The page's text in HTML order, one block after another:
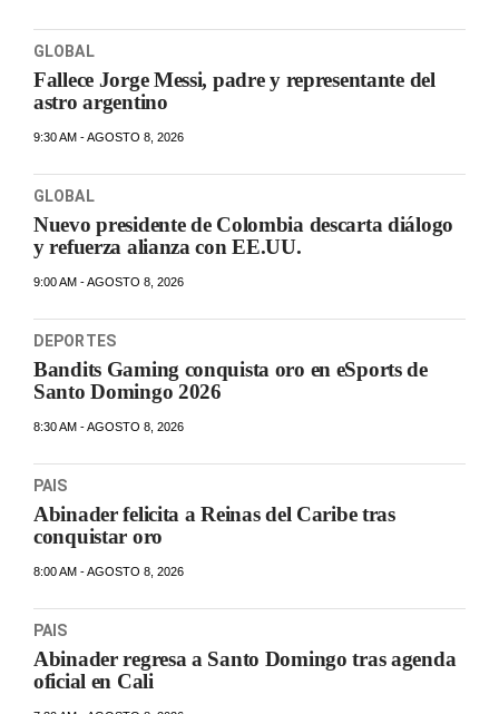
GLOBAL
Fallece Jorge Messi, padre y representante del
astro argentino
9:30 AM - AGOSTO 8, 2026
GLOBAL
Nuevo presidente de Colombia descarta diálogo
y refuerza alianza con EE.UU.
9:00 AM - AGOSTO 8, 2026
DEPORTES
Bandits Gaming conquista oro en eSports de
Santo Domingo 2026
8:30 AM - AGOSTO 8, 2026
PAIS
Abinader felicita a Reinas del Caribe tras
conquistar oro
8:00 AM - AGOSTO 8, 2026
PAIS
Abinader regresa a Santo Domingo tras agenda
oficial en Cali